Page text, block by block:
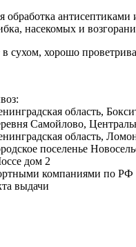
обработка
насекомых и
сухом, хорошо
область,
Самойлово,
область,
поселенье
дом 2
компаниями по РФ
выдачи